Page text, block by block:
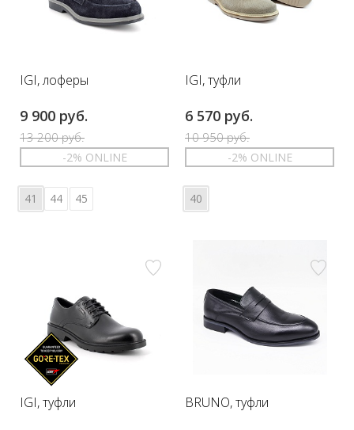
IGI, лоферы
9 900 руб.
13 200 руб.
-2% ONLINE
41 44 45
IGI, туфли
6 570 руб.
10 950 руб.
-2% ONLINE
40
IGI, туфли BRUNO, туфли